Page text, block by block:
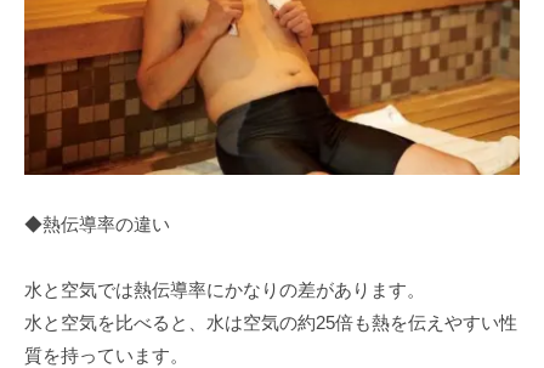
◆熱伝導率の違い
水と空気では熱伝導率にかなりの差があります。
水と空気を比べると、水は空気の約25倍も熱を伝えやすい性
質を持っています。